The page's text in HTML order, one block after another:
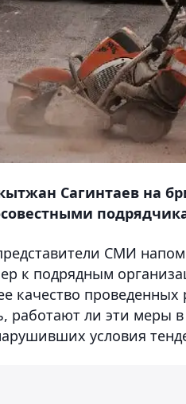
Сагинтаев на
СМИ
к подрядным
качество
работают ли эти меры
условия